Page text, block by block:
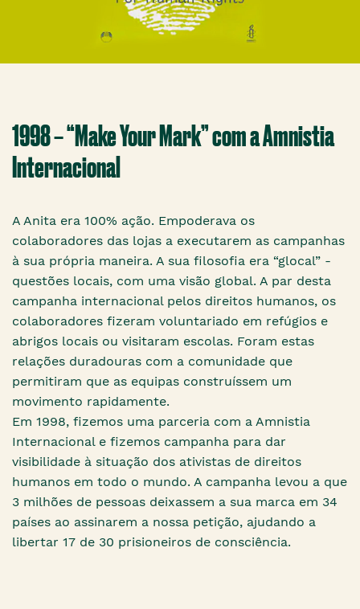
1998 – “Make Your Mark” com a Amnistia
Internacional
A Anita era 100% ação. Empoderava os
colaboradores das lojas a executarem as campanhas
à sua própria maneira. A sua filosofia era “glocal” -
questões locais, com uma visão global. A par desta
campanha internacional pelos direitos humanos, os
colaboradores fizeram voluntariado em refúgios e
abrigos locais ou visitaram escolas. Foram estas
relações duradouras com a comunidade que
permitiram que as equipas construíssem um
movimento rapidamente.
Em 1998, fizemos uma parceria com a Amnistia
Internacional e fizemos campanha para dar
visibilidade à situação dos ativistas de direitos
humanos em todo o mundo. A campanha levou a que
3 milhões de pessoas deixassem a sua marca em 34
países ao assinarem a nossa petição, ajudando a
libertar 17 de 30 prisioneiros de consciência.